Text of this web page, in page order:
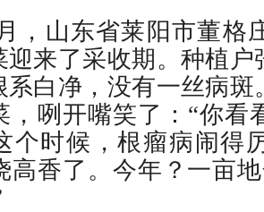
，山东省莱阳市董格
迎来了采收期。种植户
系白净，没有一丝病斑
，咧开嘴笑了：“你看
个时候，根瘤病闹得
高香了。今年？一亩